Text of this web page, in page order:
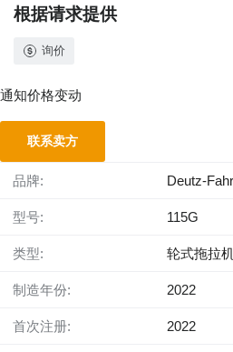
根据请求提供
询价
通知价格变动
联系卖方
品牌: Deutz-Fahr
型号: 115G
类型: 轮式拖拉
制造年份: 2022
首次注册: 2022